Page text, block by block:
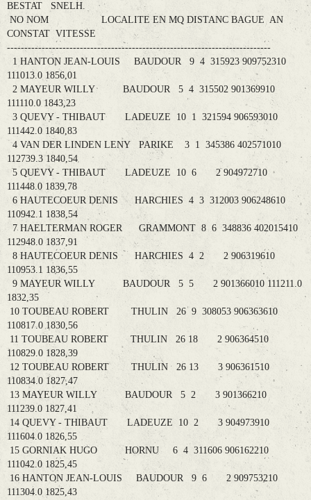
BESTAT SNELH.
NO NOM LOCALITE EN MQ DISTANC BAGUE AN
CONSTAT VITESSE
----------------------------------------------------------------------------
1 HANTON JEAN-LOUIS BAUDOUR 9 4 315923 909752310
111013.0 1856,01
2 MAYEUR WILLY BAUDOUR 5 4 315502 901369910
111110.0 1843,23
3 QUEVY - THIBAUT LADEUZE 10 1 321594 906593010
111442.0 1840,83
4 VAN DER LINDEN LENY PARIKE 3 1 345386 402571010
112739.3 1840,54
5 QUEVY - THIBAUT LADEUZE 10 6 2 904972710
111448.0 1839,78
6 HAUTECOEUR DENIS HARCHIES 4 3 312003 906248610
110942.1 1838,54
7 HAELTERMAN ROGER GRAMMONT 8 6 348836 402015410
112948.0 1837,91
8 HAUTECOEUR DENIS HARCHIES 4 2 2 906319610
110953.1 1836,55
9 MAYEUR WILLY BAUDOUR 5 5 2 901366010 111211.0
1832,35
10 TOUBEAU ROBERT THULIN 26 9 308053 906363610
110817.0 1830,56
11 TOUBEAU ROBERT THULIN 26 18 2 906364510
110829.0 1828,39
12 TOUBEAU ROBERT THULIN 26 13 3 906361510
110834.0 1827,47
13 MAYEUR WILLY BAUDOUR 5 2 3 901366210
111239.0 1827,41
14 QUEVY - THIBAUT LADEUZE 10 2 3 904973910
111604.0 1826,55
15 GORNIAK HUGO HORNU 6 4 311606 906162210
111042.0 1825,45
16 HANTON JEAN-LOUIS BAUDOUR 9 6 2 909753210
111304.0 1825,43